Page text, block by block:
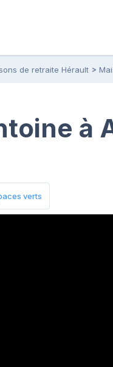
de retraite Hérault
à
verts